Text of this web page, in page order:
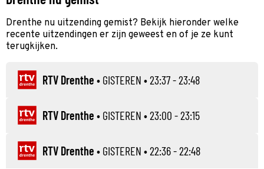
Drenthe nu uitzending gemist? Bekijk hieronder welke
recente uitzendingen er zijn geweest en of je ze kunt
terugkijken.
RTV Drenthe • GISTEREN • 23:37 - 23:48
RTV Drenthe • GISTEREN • 23:00 - 23:15
RTV Drenthe • GISTEREN • 22:36 - 22:48